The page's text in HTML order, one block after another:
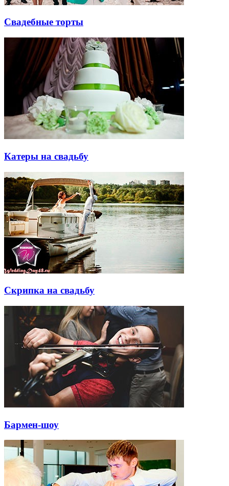
Свадебные торты
Катеры на свадьбу
Скрипка на свадьбу
Бармен-шоу